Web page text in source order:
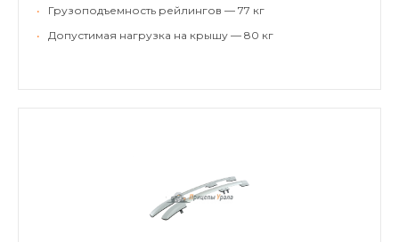
•
Грузоподъемность рейлингов — 77 кг
•
Допустимая нагрузка на крышу — 80 кг